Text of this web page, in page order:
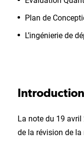
Plan de
L’ingénierie de
La note du 19
de la révision de